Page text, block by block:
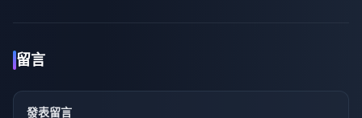
留言
發表留言